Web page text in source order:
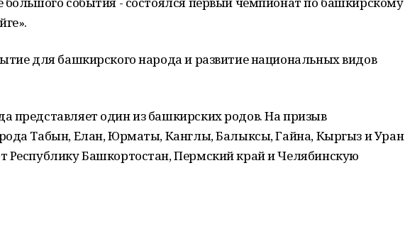
для башкирского народа и развитие национальных видов
представляет один из башкирских родов. На призыв
Табын, Елан, Юрматы, Канглы, Балыксы, Гайна, Кыргыз и Уран
Республику Башкортостан, Пермский край и Челябинскую